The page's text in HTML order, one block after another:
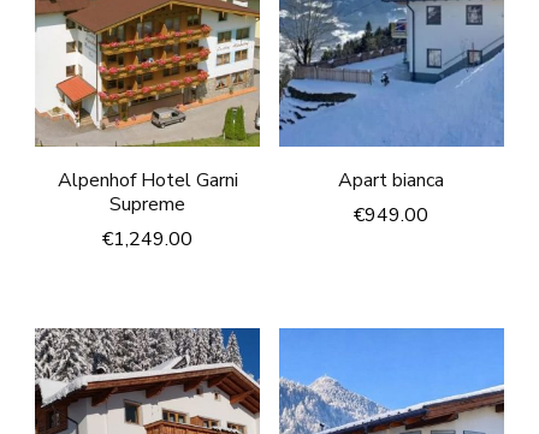
Alpenhof Hotel Garni
Supreme
€1,249.00
Apart bianca
€949.00